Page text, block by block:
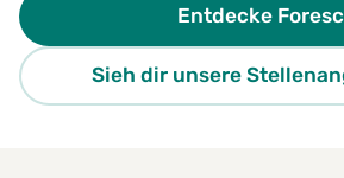
Entdecke
Sieh dir unsere